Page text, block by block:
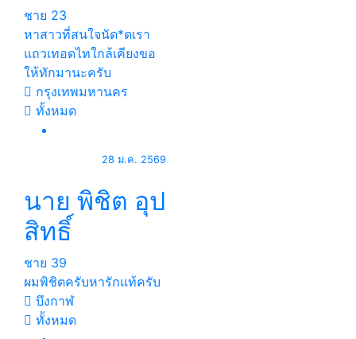
ชาย 23
หาสาวที่สนใจ​นัด*​ด​เรา
แถวเทอดไท​ใกล้​เคียง​ขอ
ให้ทักมานะครับ
กรุงเทพมหานคร
ทั้งหมด
28 ม.ค. 2569
นาย พิชิต อุป
สิทธิ์
ชาย 39
ผมพิชิตครับหารักแท้ครับ
บึงกาฬ
ทั้งหมด